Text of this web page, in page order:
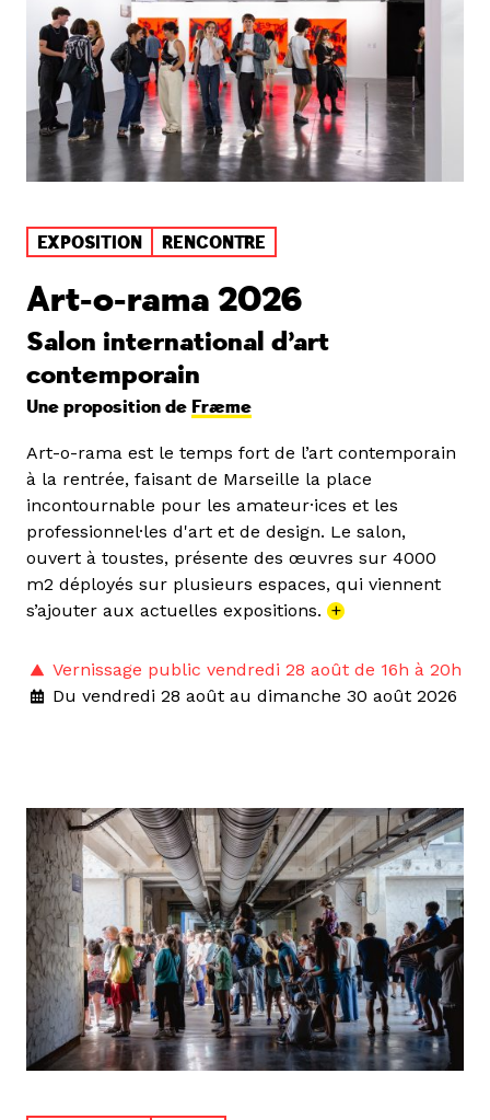
EXPOSITION RENCONTRE
Art-o-rama 2026
Salon international d’art
contemporain
Une proposition de Fræme
Art-o-rama est le temps fort de l’art contemporain
à la rentrée, faisant de Marseille la place
incontournable pour les amateur·ices et les
professionnel·les d'art et de design. Le salon,
ouvert à toustes, présente des œuvres sur 4000
m2 déployés sur plusieurs espaces, qui viennent
s’ajouter aux actuelles expositions. +
Vernissage public vendredi 28 août de 16h à 20h
Du vendredi 28 août au dimanche 30 août 2026